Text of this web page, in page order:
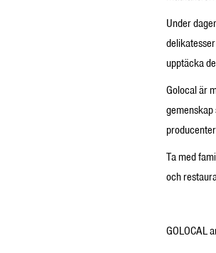
Under
upptäcka
Golocal är
gemenskap
Ta med
och
GOLOCAL